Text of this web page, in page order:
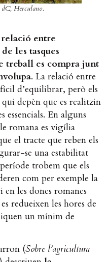
Herculano.
entre
les tasques
treball es compra junt
​. La relació entre
d’equilibrar, però els
depèn que es realitzin
essencials. En alguns
romana es vigília
el tracte que reben els
se una estabilitat
trobem que els
com per exemple la
les dones romanes
redueixen les hores de
un mínim de
(​Sobre l’agricultura